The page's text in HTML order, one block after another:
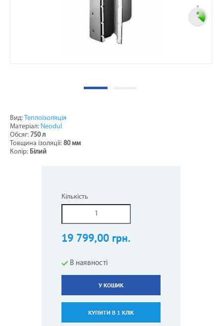
Вид: Теплоізоляція
Матеріал: Neodul
Обсяг: 750 л
Товщина ізоляції: 80 мм
Колір: Білий
Кількість
19 799,00 грн.
В наявності
У КОШИК
КУПИТИ В 1 КЛІК